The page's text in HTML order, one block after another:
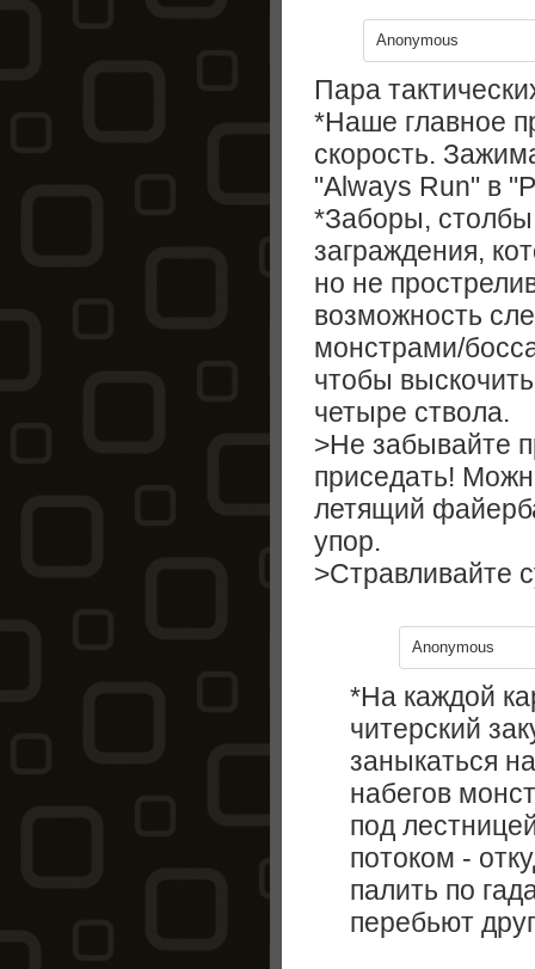
Anonymous
Пара
*Наше главное
скорость.
"Always Run" в
*Заборы,
заграждения,
но не
возможность
монстрами/
чтобы
четыре ствола.
>Не забывайте
приседать!
летящий
упор.
>Стравливайте
Anonymous
*На каждой
читерский
заныкаться
набегов
под
потоком -
палить по
перебьют